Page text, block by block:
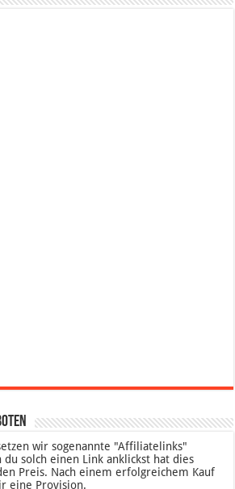
wir sogenannte "Affiliatelinks"
du solch einen Link anklickst hat dies
Preis. Nach einem erfolgreichem Kauf
eine Provision.